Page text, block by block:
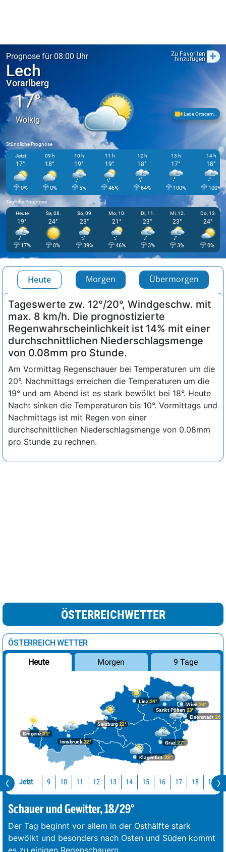
Prognose für 08:00 Uhr Zu Favoriten
hinzufügen +
Lech
Vorarlberg
17°
Wolkig
Lade Ortscam..
Stündliche Prognose
Jetzt
17°
0%
09 h
18°
0%
10 h
19°
5%
11 h
19°
46%
12 h
18°
64%
13 h
17°
100%
14 h
18°
100%
Tägliche Prognose
Heute
19°
17%
Sa, 08.
24°
0%
So, 09.
23°
39%
Mo, 10.
21°
46%
Di, 11.
23°
3%
Mi, 12.
23°
3%
Do, 13.
24°
0%
Heute Morgen Übermorgen
Tageswerte zw. 12°/20°, Windgeschw. mit
max. 8 km/h. Die prognostizierte
Regenwahrscheinlichkeit ist 14% mit einer
durchschnittlichen Niederschlagsmenge
von 0.08mm pro Stunde.
Am Vormittag Regenschauer bei Temperaturen um die
20°. Nachmittags erreichen die Temperaturen um die
19° und am Abend ist es stark bewölkt bei 18°. Heute
Nacht sinken die Temperaturen bis 10°. Vormittags und
Nachmittags ist mit Regen von einer
durchschnittlichen Niederschlagsmenge von 0.08mm
pro Stunde zu rechnen.
ÖSTERREICHWETTER
ÖSTERREICH WETTER
Heute Morgen 9 Tage
Bregenz22°
Graz27°
Innsbruck22°
Klagenfurt 23°
Linz24°
Salzburg22°
Wien 24°
Eisenstadt 26°
Sankt Pölten 23°
Jetzt 9 10 11 12 13 14 15 16 17 18 19
Schauer und Gewitter, 18/29°
Der Tag beginnt vor allem in der Osthälfte stark
bewölkt und besonders nach Osten und Süden kommt